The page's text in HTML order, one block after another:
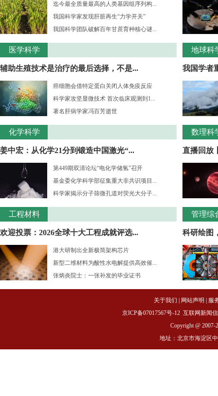
迄今最全质量最高的人类基因组序列构...
我国科学家发现肝脏再生“力学开关”
我国科学团队破解百年甘蔗育种核心谜...
医学科学
辅助生殖技术是治疗的最后选择，不是...
癌细胞会借特定蛋白关闭人体免疫反应
科学家攻坚显微技术 首次临床观测到1...
著名肝病学家冯百芳逝世
化学科学
姜中宏：从化学21分到锻造中国激光“...
第449期双清论坛“电化学储氢”召开
基金委化学科学部征集重大非共识项目...
科学家揭示分子筛微孔道对荧光大分子...
工程材料
欢迎投票：2026全球十大工程成就评选...
港大研制出全新极简架构芯片
新型二维材料为酸性水电解提供高效催...
张炳炎院士：一张补发的毕业证书
地球科
我国学者
数理科
直播回放
管理综
科研绘图
关于我们 网站声明
服
京ICP备07017567号-12 互联网新闻
Copyright @ 2007-
地址：北京市海淀区